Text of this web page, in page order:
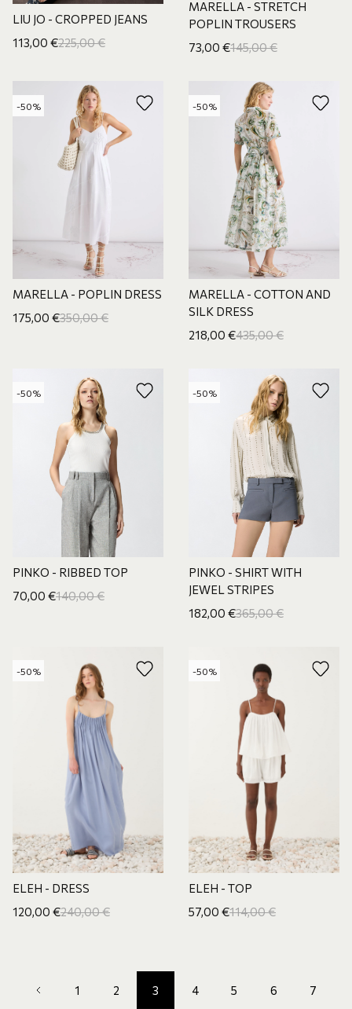
LIU JO - CROPPED JEANS
113,00 €225,00€
MARELLA - STRETCH
POPLIN TROUSERS
73,00 €145,00€
-50%
MARELLA - POPLIN DRESS
175,00 €350,00€
-50%
MARELLA - COTTON AND
SILK DRESS
218,00 €435,00€
-50%
PINKO - RIBBED TOP
70,00 €140,00€
-50%
PINKO - SHIRT WITH
JEWEL STRIPES
182,00 €365,00€
-50%
ELEH - DRESS
120,00 €240,00€
-50%
ELEH - TOP
57,00 €114,00€
1 2 3 4 5 6 7